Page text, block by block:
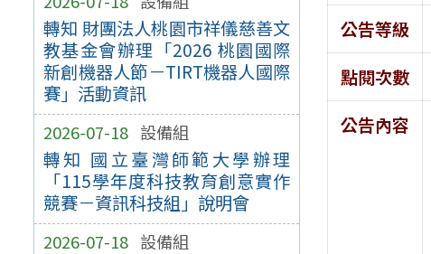
轉知 財團法人桃園市祥儀慈善文
教基金會辦理「2026 桃園國際
新創機器人節－TIRT機器人國際
賽」活動資訊
2026-07-18 設備組
轉知 國立臺灣師範大學辦理
「115學年度科技教育創意實作
競賽－資訊科技組」說明會
2026-07-18 設備組
公告等級
點閱次數
公告內容